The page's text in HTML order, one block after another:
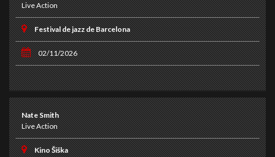
Live Action
Festival de jazz de Barcelona
02/11/2026
Nate Smith
Live Action
Kino Šiška